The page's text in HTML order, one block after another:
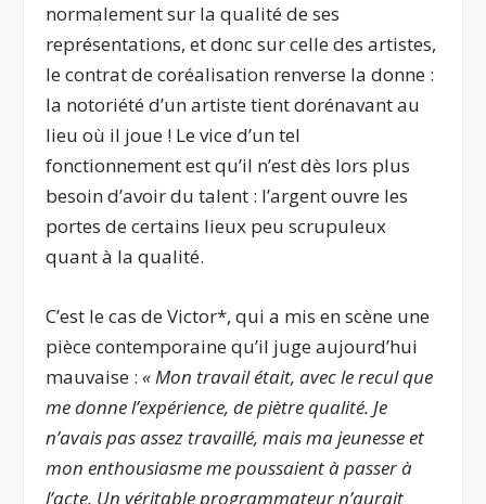
normalement sur la qualité de ses
représentations, et donc sur celle des artistes,
le contrat de coréalisation renverse la donne :
la notoriété d’un artiste tient dorénavant au
lieu où il joue ! Le vice d’un tel
fonctionnement est qu’il n’est dès lors plus
besoin d’avoir du talent : l’argent ouvre les
portes de certains lieux peu scrupuleux
quant à la qualité.
C’est le cas de Victor*, qui a mis en scène une
pièce contemporaine qu’il juge aujourd’hui
mauvaise :« Mon travail était, avec le recul que
me donne l’expérience, de piètre qualité. Je
n’avais pas assez travaillé, mais ma jeunesse et
mon enthousiasme me poussaient à passer à
l’acte. Un véritable programmateur n’aurait